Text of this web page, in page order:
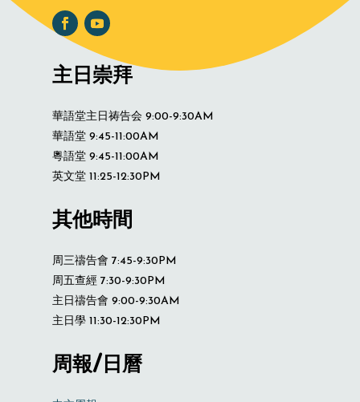
主日崇拜
華語堂主日祷告会 9:00-9:30AM
華語堂 9:45-11:00AM
粵語堂 9:45-11:00AM
英文堂 11:25-12:30PM
其他時間
周三禱告會 7:45-9:30PM
周五查經 7:30-9:30PM
主日禱告會 9:00-9:30AM
主日學 11:30-12:30PM
周報/日曆